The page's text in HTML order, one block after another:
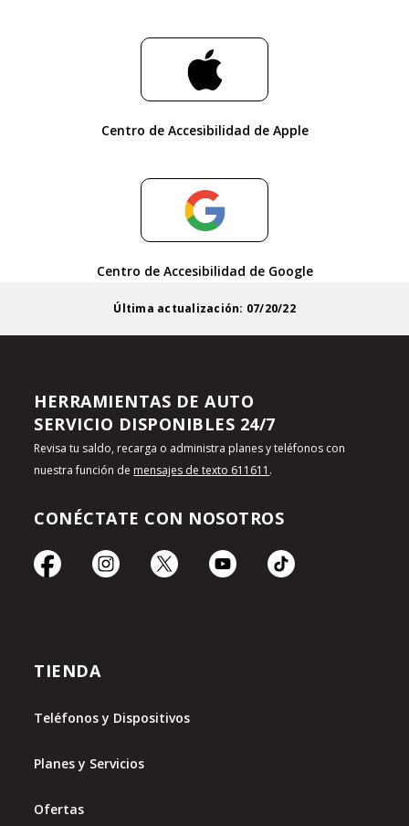
Centro de Accesibilidad de Apple
Centro de Accesibilidad de Google
Última actualización: 07/20/22
HERRAMIENTAS DE AUTO
SERVICIO DISPONIBLES 24/7
Revisa tu saldo, recarga o administra planes y teléfonos con
nuestra función de mensajes de texto 611611 .
CONÉCTATE CON NOSOTROS
TIENDA
Teléfonos y Dispositivos
Planes y Servicios
Ofertas